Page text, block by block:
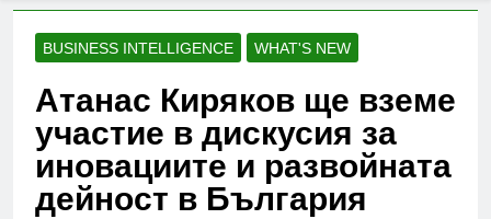
BUSINESS INTELLIGENCE WHAT'S NEW
Атанас Киряков ще вземе
участие в дискусия за
иновациите и развойната
дейност в България